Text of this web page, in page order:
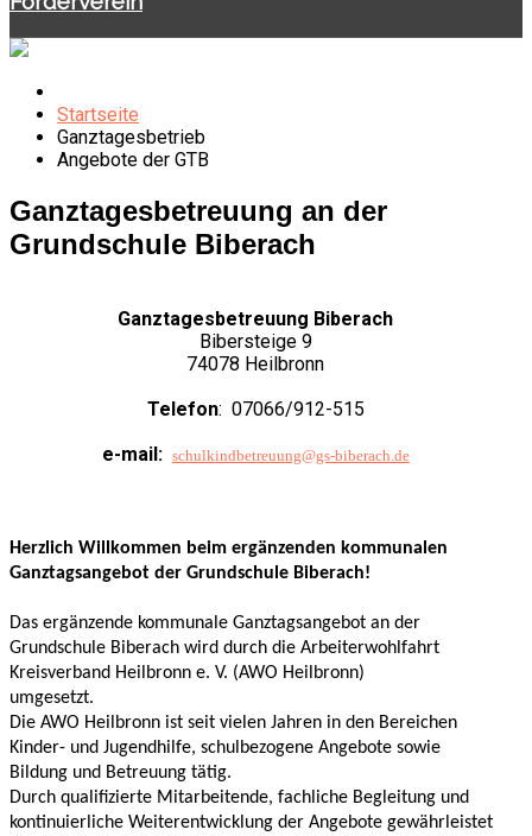
Startseite
Ganztagesbetrieb
Angebote der GTB
Ganztagesbetreuung an der
Grundschule Biberach
Ganztagesbetreuung Biberach
Bibersteige 9
74078 Heilbronn
Telefon: 07066/912-515
e-mail: schulkindbetreuung@gs-biberach.de
Herzlich Willkommen beim ergänzenden kommunalen
Ganztagsangebot der Grundschule Biberach!
Das ergänzende kommunale Ganztagsangebot an der
Grundschule Biberach wird durch die Arbeiterwohlfahrt
Kreisverband Heilbronn e. V. (AWO Heilbronn)
umgesetzt.
Die AWO Heilbronn ist seit vielen Jahren in den Bereichen
Kinder- und Jugendhilfe, schulbezogene Angebote sowie
Bildung und Betreuung tätig.
Durch qualifizierte Mitarbeitende, fachliche Begleitung und
kontinuierliche Weiterentwicklung der Angebote gewährleistet